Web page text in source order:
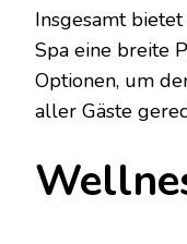
Insgesamt
Spa eine breite
Optionen, um
aller Gäste